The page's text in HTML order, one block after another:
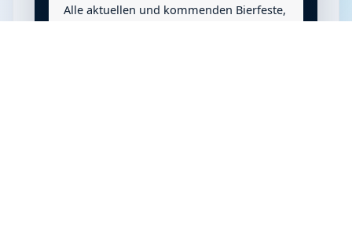
Alle aktuellen und kommenden Bierfeste,